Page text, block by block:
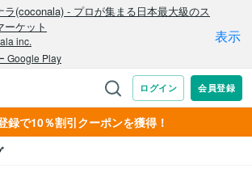
録で10％割引クーポンを獲得！